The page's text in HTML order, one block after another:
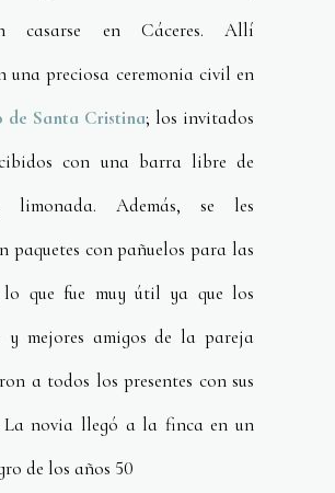
casarse en Cáceres. Allí
una preciosa ceremonia civil en
de Santa Cristina; los invitados
con una barra libre de
limonada. Además, se les
paquetes con pañuelos para las
lo que fue muy útil ya que los
y mejores amigos de la pareja
a todos los presentes con sus
La novia llegó a la finca en un
de los años 50